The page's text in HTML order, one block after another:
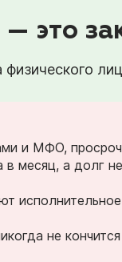
— это
и МФО,
в месяц, а долг не
исполнительное
не кончится